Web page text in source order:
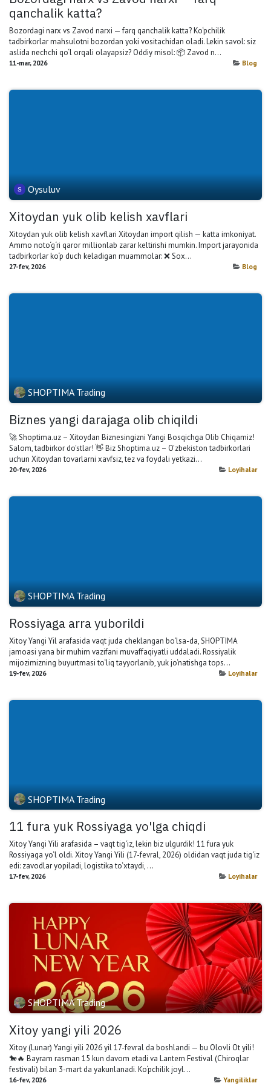
qanchalik katta?
Bozordagi narx vs Zavod narxi — farq qanchalik katta? Ko‘pchilik
tadbirkorlar mahsulotni bozordan yoki vositachidan oladi. Lekin savol: siz
aslida nechchi qo‘l orqali olayapsiz? Oddiy misol: 📦 Zavod n...
11-mar, 2026 Blog
Oysuluv
Xitoydan yuk olib kelish xavflari
Xitoydan yuk olib kelish xavflari Xitoydan import qilish — katta imkoniyat.
Ammo noto‘g‘ri qaror millionlab zarar keltirishi mumkin. Import jarayonida
tadbirkorlar ko‘p duch keladigan muammolar: ❌ Sox...
27-fev, 2026 Blog
SHOPTIMA Trading
Biznes yangi darajaga olib chiqildi
🚀 Shoptima.uz – Xitoydan Biznesingizni Yangi Bosqichga Olib Chiqamiz!
Salom, tadbirkor do'stlar! 👋 Biz Shoptima.uz – O'zbekiston tadbirkorlari
uchun Xitoydan tovarlarni xavfsiz, tez va foydali yetkazi...
20-fev, 2026 Loyihalar
SHOPTIMA Trading
Rossiyaga arra yuborildi
Xitoy Yangi Yil arafasida vaqt juda cheklangan bo‘lsa-da, SHOPTIMA
jamoasi yana bir muhim vazifani muvaffaqiyatli uddaladi. Rossiyalik
mijozimizning buyurtmasi to‘liq tayyorlanib, yuk jo‘natishga tops...
19-fev, 2026 Loyihalar
SHOPTIMA Trading
11 fura yuk Rossiyaga yo'lga chiqdi
Xitoy Yangi Yili arafasida – vaqt tig‘iz, lekin biz ulgurdik! 11 fura yuk
Rossiyaga yo‘l oldi. Xitoy Yangi Yili (17-fevral, 2026) oldidan vaqt juda tig‘iz
edi: zavodlar yopiladi, logistika to‘xtaydi, ...
17-fev, 2026 Loyihalar
SHOPTIMA Trading
Xitoy yangi yili 2026
Xitoy (Lunar) Yangi yili 2026 yil 17-fevral da boshlandi — bu Olovli Ot yili!
🐎🔥 Bayram rasman 15 kun davom etadi va Lantern Festival (Chiroqlar
festivali) bilan 3-mart da yakunlanadi. Ko‘pchilik joyl...
16-fev, 2026 Yangiliklar